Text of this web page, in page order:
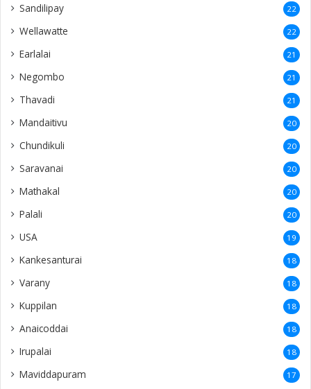
Sandilipay 22
Wellawatte 22
Earlalai 21
Negombo 21
Thavadi 21
Mandaitivu 20
Chundikuli 20
Saravanai 20
Mathakal 20
Palali 20
USA 19
Kankesanturai 18
Varany 18
Kuppilan 18
Anaicoddai 18
Irupalai 18
Maviddapuram 17